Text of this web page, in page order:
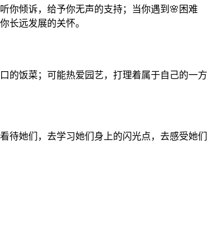
你倾诉，给予你无声的支持；当你遇到🌸困难
长远发展的关怀。
的饭菜；可能热爱园艺，打理着属于自己的一方
待她们，去学习她们身上的闪光点，去感受她们